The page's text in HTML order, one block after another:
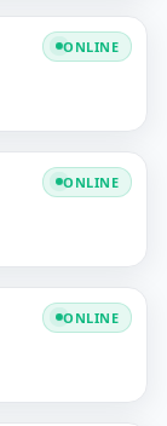
ONLINE
ONLINE
ONLINE